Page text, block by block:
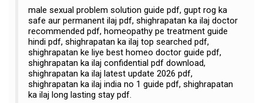
male sexual problem solution guide pdf, gupt rog ka
safe aur permanent ilaj pdf, shighrapatan ka ilaj doctor
recommended pdf, homeopathy pe treatment guide
hindi pdf, shighrapatan ka ilaj top searched pdf,
shighrapatan ke liye best homeo doctor guide pdf,
shighrapatan ka ilaj confidential pdf download,
shighrapatan ka ilaj latest update 2026 pdf,
shighrapatan ka ilaj india no 1 guide pdf, shighrapatan
ka ilaj long lasting stay pdf.